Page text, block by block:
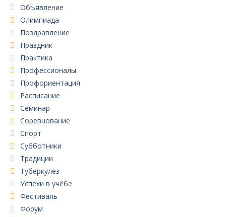
Объявление
Олимпиада
Поздравление
Праздник
Практика
Профессионалы
Профориентация
Расписание
Семинар
Соревнование
Спорт
Субботники
Традиции
Туберкулез
Успехи в учёбе
Фестиваль
Форум